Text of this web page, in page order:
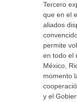
Tercero
que en el
aliados
permite
en todo el
México,
momento
y el